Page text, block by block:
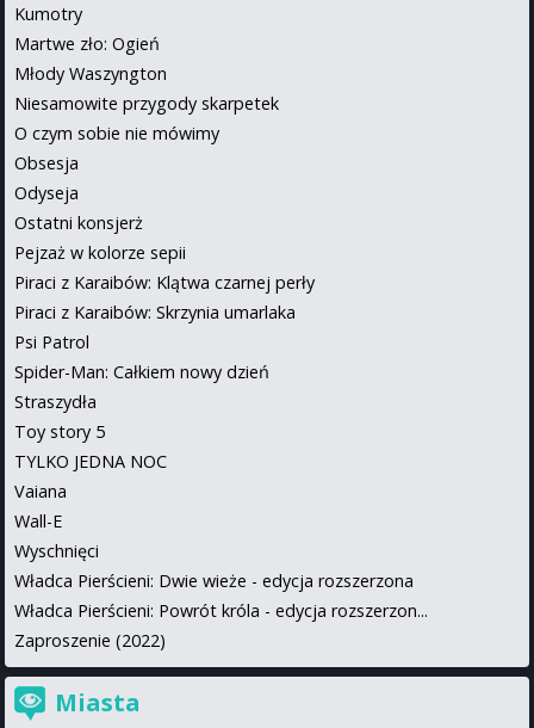
Kumotry
Martwe zło: Ogień
Młody Waszyngton
Niesamowite przygody skarpetek
O czym sobie nie mówimy
Obsesja
Odyseja
Ostatni konsjerż
Pejzaż w kolorze sepii
Piraci z Karaibów: Klątwa czarnej perły
Piraci z Karaibów: Skrzynia umarlaka
Psi Patrol
Spider-Man: Całkiem nowy dzień
Straszydła
Toy story 5
TYLKO JEDNA NOC
Vaiana
Wall-E
Wyschnięci
Władca Pierścieni: Dwie wieże - edycja rozszerzona
Władca Pierścieni: Powrót króla - edycja rozszerzon...
Zaproszenie (2022)
Miasta